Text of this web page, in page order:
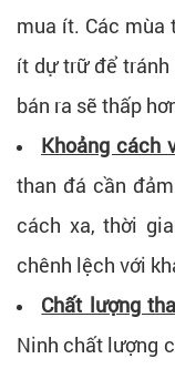
mua ít. Các mùa
ít dự trữ để tránh
bán ra sẽ thấp
Khoảng cách
than đá cần
cách xa, thời
chênh lệch với
Chất lượng
Ninh chất lượng